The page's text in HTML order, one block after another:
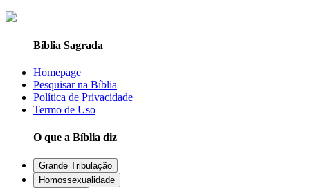
Bíblia Sagrada
Homepage
Pesquisar na Bíblia
Política de Privacidade
Termo de Uso
O que a Bíblia diz
Grande Tribulação
Homossexualidade